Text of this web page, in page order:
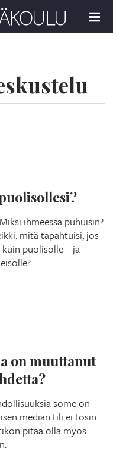
MENU
ihmeessä puhuisin?
mitä tapahtuisi, jos
puolisolle – ja
on muuttanut
some on
median tili ei tosin
pitää olla myös